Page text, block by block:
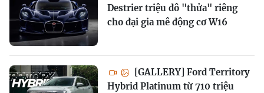
Destrier triệu đô "thửa" riêng
cho đại gia mê động cơ W16
[GALLERY] Ford Territory
Hybrid Platinum từ 710 triệu